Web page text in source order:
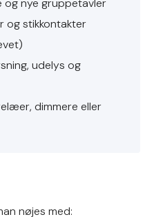
og nye gruppetavler
og stikkontakter
udelys og
dimmere eller
nøjes med: